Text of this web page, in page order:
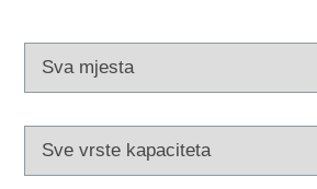
Multimedija